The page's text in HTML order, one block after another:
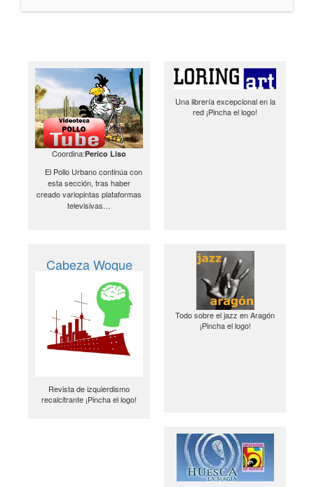
Coordina:Perico Liso
El Pollo Urbano continúa con
esta sección, tras haber
creado variopintas plataformas
televisivas…
Una librería excepcional en la
red ¡Pincha el logo!
Cabeza Woque
Revista de izquierdismo
recalcitrante ¡Pincha el logo!
Todo sobre el jazz en Aragón
¡Pincha el logo!